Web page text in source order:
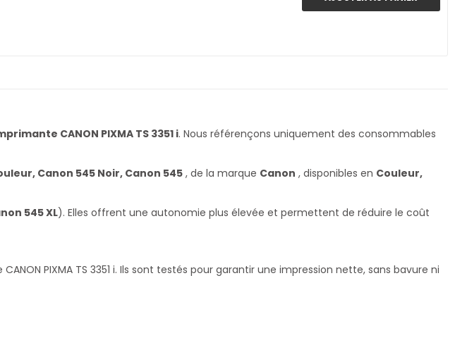
CANON PIXMA TS 3351 i. Nous référençons uniquement des consommables
Canon 545 Noir, Canon 545 , de la marque Canon , disponibles en Couleur,
545 XL). Elles offrent une autonomie plus élevée et permettent de réduire le coût
PIXMA TS 3351 i. Ils sont testés pour garantir une impression nette, sans bavure ni